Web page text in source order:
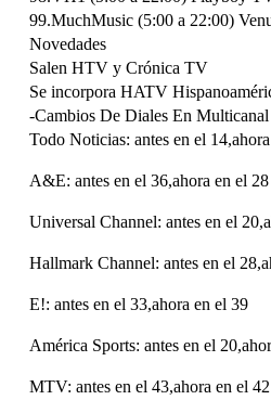
99.MuchMusic (5:00 a 22:00)
Novedades
Salen HTV y Crónica TV
Se incorpora HATV
-Cambios De Diales En
Todo Noticias: antes en el
A&E: antes en el 36,ahora en el 28
Universal Channel: antes en el
Hallmark Channel: antes en el
E!: antes en el 33,ahora en el 39
América Sports: antes en el
MTV: antes en el 43,ahora en el 42